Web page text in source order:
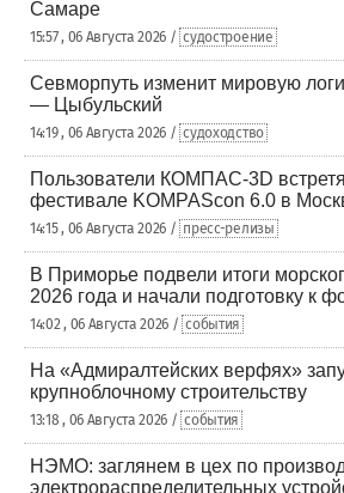
Самаре
15:57 , 06 Августа 2026 / судостроение
Севморпуть изменит мировую
— Цыбульский
14:19 , 06 Августа 2026 / судоходство
Пользователи КОМПАС-3D
фестивале KOMPAScon 6.0 в
14:15 , 06 Августа 2026 / пресс-релизы
В Приморье подвели итоги
2026 года и начали подготовку к
14:02 , 06 Августа 2026 / события
На «Адмиралтейских верфях»
крупноблочному строительству
13:18 , 06 Августа 2026 / события
НЭМО: заглянем в цех по
электрораспределительных